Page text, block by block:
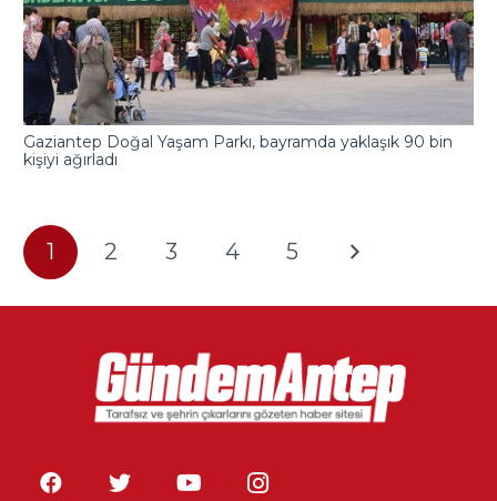
Gaziantep Doğal Yaşam Parkı, bayramda yaklaşık 90 bin
kişiyi ağırladı
1 2 3 4 5